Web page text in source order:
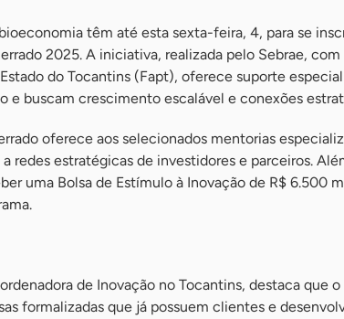
têm até esta sexta-feira, 4, para se
2025. A iniciativa, realizada pelo Sebrae,
do Tocantins (Fapt), oferece suporte
e buscam crescimento escalável e conexões
oferece aos selecionados mentorias
redes estratégicas de investidores e parceiros.
uma Bolsa de Estímulo à Inovação de R$ 6.500
de Inovação no Tocantins, destaca que
formalizadas que já possuem clientes e